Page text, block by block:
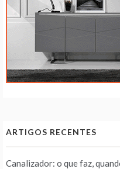
ARTIGOS RECENTES
Canalizador: o que faz,